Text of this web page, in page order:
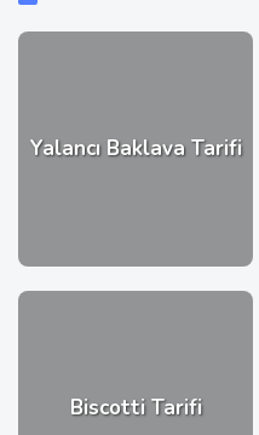
Yalancı Baklava Tarifi
Biscotti Tarifi